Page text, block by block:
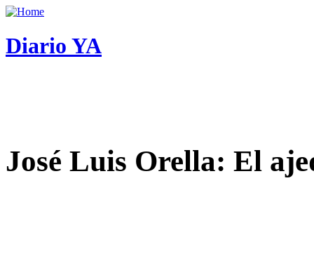
Diario YA
José Luis Orella: El